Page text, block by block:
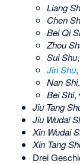
Liang
Chen
Bei Qi
Zhou
Sui Shu
Jin Shu
Nan Shi
Bei Shi,
Jiu Tang
Jiu Wudai
Xin Wudai
Xin Tang
Drei